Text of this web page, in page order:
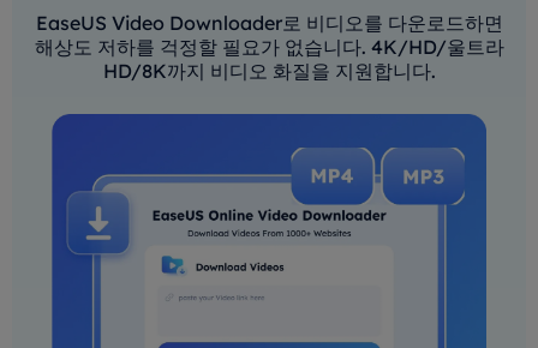
EaseUS Video Downloader로 비디오를 다운로드하면
해상도 저하를 걱정할 필요가 없습니다. 4K/HD/울트라
HD/8K까지 비디오 화질을 지원합니다.